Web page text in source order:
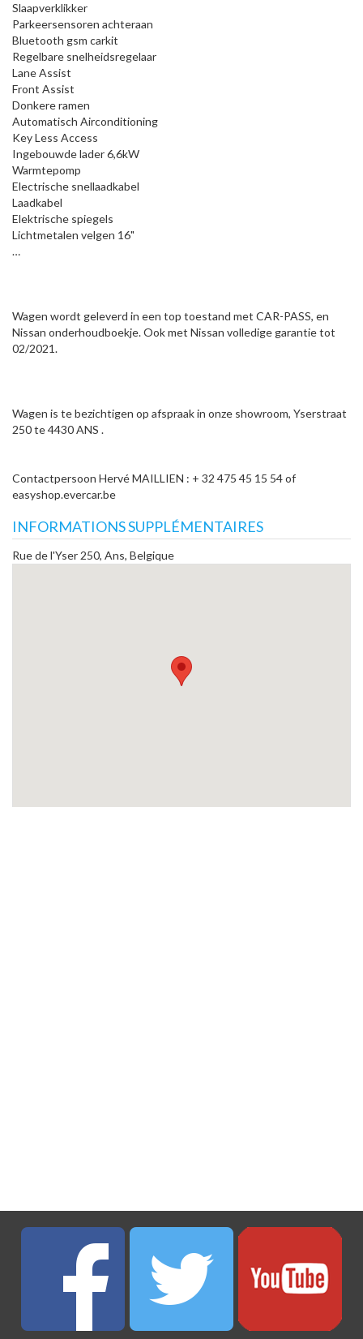
Slaapverklikker
Parkeersensoren achteraan
Bluetooth gsm carkit
Regelbare snelheidsregelaar
Lane Assist
Front Assist
Donkere ramen
Automatisch Airconditioning
Key Less Access
Ingebouwde lader 6,6kW
Warmtepomp
Electrische snellaadkabel
Laadkabel
Elektrische spiegels
Lichtmetalen velgen 16"
…
Wagen wordt geleverd in een top toestand met CAR-PASS, en
Nissan onderhoudboekje. Ook met Nissan volledige garantie tot
02/2021.
Wagen is te bezichtigen op afspraak in onze showroom, Yserstraat
250 te 4430 ANS .
Contactpersoon Hervé MAILLIEN : + 32 475 45 15 54 of
easyshop.evercar.be
INFORMATIONS SUPPLÉMENTAIRES
Rue de l'Yser 250, Ans, Belgique